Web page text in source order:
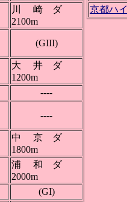
川 崎 ダ
2100m
(GIII)
大 井 ダ
1200m
----
----
中 京 ダ
1800m
浦 和 ダ
2000m
(GI)
京都ハ